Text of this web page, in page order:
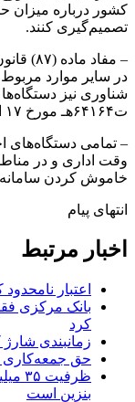
کشور درباره میزان
تصمیم‌گیری کنند.
– مفاد
در سایر موارد
ت۶۴۱۶۴هـ مورخ ۱۷ اردیبهشت ۱۴۰۴ هیئت وزیران عمل کنند.
– تمامی دستگاه‌های
وقت اداری و در
خاموش کردن
انتهای پیام
اخبار مرتبط
اعتبار
کرد
زمانبندی شارژ
حق جمعه‌کاری
بنزین است